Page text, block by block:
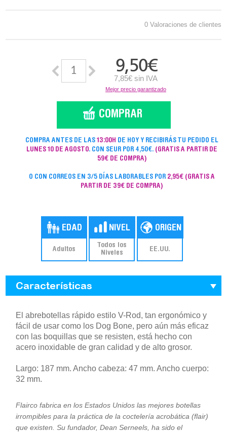
0 Valoraciones de clientes
9,50€
7,85€ sin IVA
Mejor precio garantizado
COMPRA ANTES DE LAS13:00H DE HOY Y RECIBIRÁS TU PEDIDO EL
LUNES 10 DE AGOSTO. CON SEUR POR 4,50€. (GRATIS A PARTIR DE
59€ DE COMPRA)
O CON CORREOS EN 3/5 DÍAS LABORABLES POR 2,95€ (GRATIS A
PARTIR DE 39€ DE COMPRA)
Adultos
Todos los
Niveles
EE.UU.
Características
El abrebotellas rápido estilo V-Rod, tan ergonómico y
fácil de usar como los Dog Bone, pero aún más eficaz
con las boquillas que se resisten, está hecho con
acero inoxidable de gran calidad y de alto grosor.
Largo: 187 mm. Ancho cabeza: 47 mm. Ancho cuerpo:
32 mm.
Flairco fabrica en los Estados Unidos las mejores botellas
irrompibles para la práctica de la coctelería acrobática (flair)
que existen. Su fundador, Dean Serneels, ha sido el